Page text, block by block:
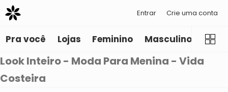
Entrar Crie uma conta
Pra você Lojas Feminino Masculino
Look Inteiro - Moda Para Menina - Vida
Costeira